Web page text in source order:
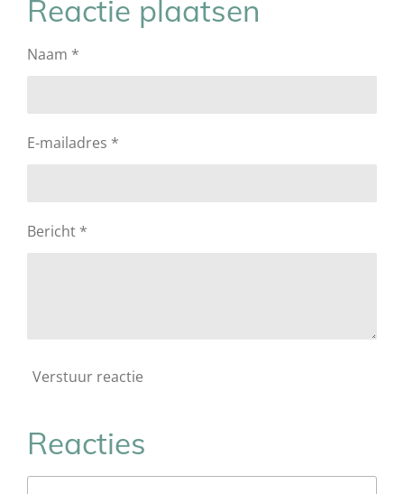
n
n
Reactie plaatsen
Naam *
E-mailadres *
Bericht *
Verstuur reactie
Reacties